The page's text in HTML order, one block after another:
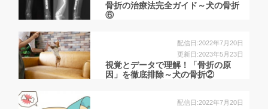
骨折の治療法完全ガイド～犬の骨折
⑥
配信日:2022年7月20日
更新日:2023年5月23日
視覚とデータで理解！「骨折の原
因」を徹底排除～犬の骨折②
配信日:2022年7月20日